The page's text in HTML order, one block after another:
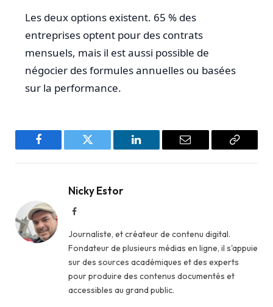
Les deux options existent. 65 % des
entreprises optent pour des contrats
mensuels, mais il est aussi possible de
négocier des formules annuelles ou basées
sur la performance.
Facebook Twitter LinkedIn Email
Copy
Nicky Estor
Facebook
Journaliste, et créateur de contenu digital.
Fondateur de plusieurs médias en ligne, il s'appuie
sur des sources académiques et des experts
pour produire des contenus documentés et
accessibles au grand public.